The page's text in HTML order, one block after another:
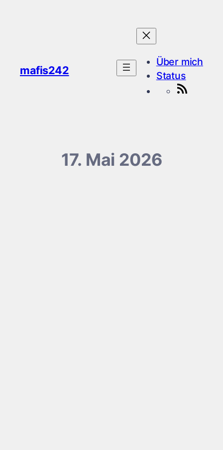
mafis242
Über mich
Status
17. Mai 2026